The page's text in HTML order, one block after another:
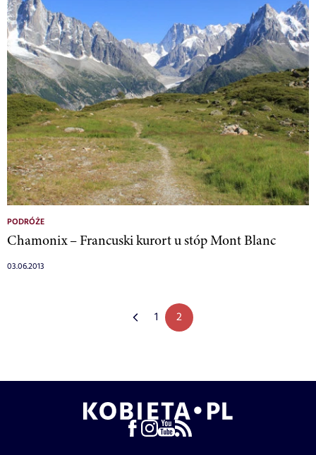
PODRÓŻE
Chamonix – Francuski kurort u stóp Mont Blanc
03.06.2013
1 2